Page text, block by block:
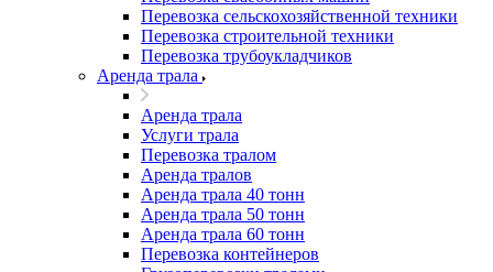
Перевозка сельскохозяйственной техники
Перевозка строительной техники
Перевозка трубоукладчиков
Аренда трала
Аренда трала
Услуги трала
Перевозка тралом
Аренда тралов
Аренда трала 40 тонн
Аренда трала 50 тонн
Аренда трала 60 тонн
Перевозка контейнеров